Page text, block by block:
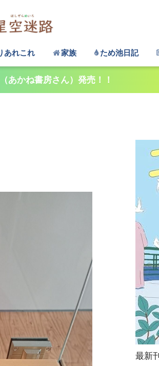
あれこれ 家族 ため池日記
あかね書房さん）発売！！
最新